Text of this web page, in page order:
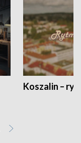
Koszalin –